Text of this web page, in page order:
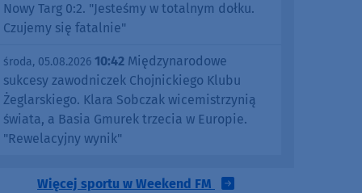
Nowy Targ 0:2. "Jesteśmy w totalnym dołku.
Czujemy się fatalnie"
środa, 05.08.2026 10:42 Międzynarodowe
sukcesy zawodniczek Chojnickiego Klubu
Żeglarskiego. Klara Sobczak wicemistrzynią
świata, a Basia Gmurek trzecia w Europie.
"Rewelacyjny wynik"
Więcej sportu w Weekend FM